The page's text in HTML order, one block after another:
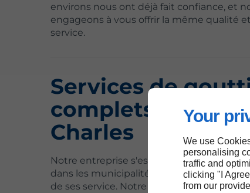
Your
We use
personalising
traffic and
clicking "I
from our
environs nous ont déjà fait confiance, et
engageons à vous offrir la même qualité
service.
Services de
complets à Lac-
Charles
Notre entreprise s'est distinguée à Lac-
dans les municipalités voisines par la
de ses service. Notre expertise va bien au-